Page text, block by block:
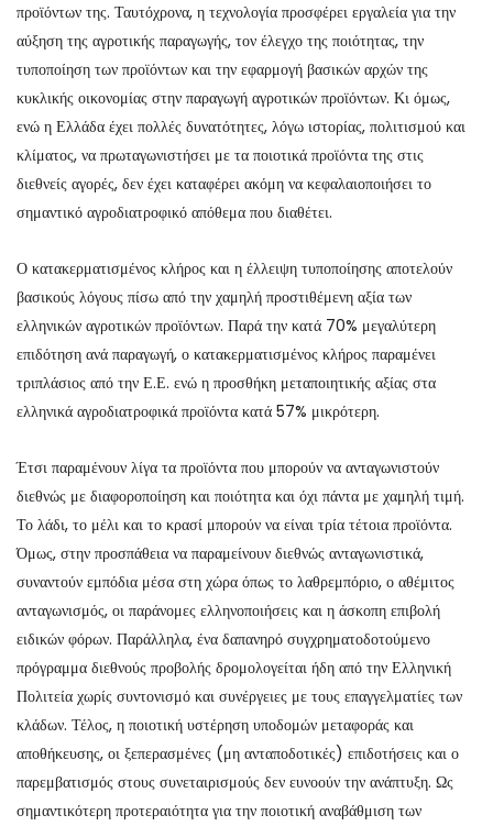
προϊόντων της. Ταυτόχρονα, η τεχνολογία προσφέρει εργαλεία για την
αύξηση της αγροτικής παραγωγής, τον έλεγχο της ποιότητας, την
τυποποίηση των προϊόντων και την εφαρμογή βασικών αρχών της
κυκλικής οικονομίας στην παραγωγή αγροτικών προϊόντων. Κι όμως,
ενώ η Ελλάδα έχει πολλές δυνατότητες, λόγω ιστορίας, πολιτισμού και
κλίματος, να πρωταγωνιστήσει με τα ποιοτικά προϊόντα της στις
διεθνείς αγορές, δεν έχει καταφέρει ακόμη να κεφαλαιοποιήσει το
σημαντικό αγροδιατροφικό απόθεμα που διαθέτει.
Ο κατακερματισμένος κλήρος και η έλλειψη τυποποίησης αποτελούν
βασικούς λόγους πίσω από την χαμηλή προστιθέμενη αξία των
ελληνικών αγροτικών προϊόντων. Παρά την κατά 70% μεγαλύτερη
επιδότηση ανά παραγωγή, ο κατακερματισμένος κλήρος παραμένει
τριπλάσιος από την Ε.Ε. ενώ η προσθήκη μεταποιητικής αξίας στα
ελληνικά αγροδιατροφικά προϊόντα κατά 57% μικρότερη.
Έτσι παραμένουν λίγα τα προϊόντα που μπορούν να ανταγωνιστούν
διεθνώς με διαφοροποίηση και ποιότητα και όχι πάντα με χαμηλή τιμή.
Το λάδι, το μέλι και το κρασί μπορούν να είναι τρία τέτοια προϊόντα.
Όμως, στην προσπάθεια να παραμείνουν διεθνώς ανταγωνιστικά,
συναντούν εμπόδια μέσα στη χώρα όπως το λαθρεμπόριο, ο αθέμιτος
ανταγωνισμός, οι παράνομες ελληνοποιήσεις και η άσκοπη επιβολή
ειδικών φόρων. Παράλληλα, ένα δαπανηρό συγχρηματοδοτούμενο
πρόγραμμα διεθνούς προβολής δρομολογείται ήδη από την Ελληνική
Πολιτεία χωρίς συντονισμό και συνέργειες με τους επαγγελματίες των
κλάδων. Τέλος, η ποιοτική υστέρηση υποδομών μεταφοράς και
αποθήκευσης, οι ξεπερασμένες (μη ανταποδοτικές) επιδοτήσεις και ο
παρεμβατισμός στους συνεταιρισμούς δεν ευνοούν την ανάπτυξη. Ως
σημαντικότερη προτεραιότητα για την ποιοτική αναβάθμιση των